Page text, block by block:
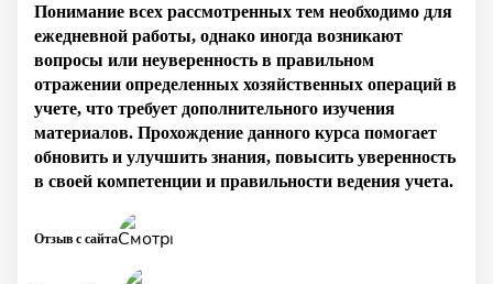
Понимание всех рассмотренных тем необходимо для
ежедневной работы, однако иногда возникают
вопросы или неуверенность в правильном
отражении определенных хозяйственных операций в
учете, что требует дополнительного изучения
материалов. Прохождение данного курса помогает
обновить и улучшить знания, повысить уверенность
в своей компетенции и правильности ведения учета.
Отзыв с сайта